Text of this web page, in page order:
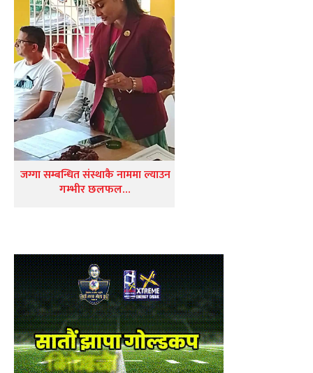
जग्गा सम्बन्धित संस्थाकै नाममा ल्याउन
गम्भीर छलफल…